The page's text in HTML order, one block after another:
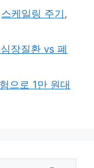
스케일링 주기 ,
장질환 vs 폐
으로 1만 원대